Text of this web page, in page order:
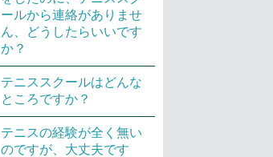
ールから連絡がありませ
ん、どうしたらいいです
か？
テニススクールはどんな
ところですか？
テニスの経験が全く無い
のですが、大丈夫です